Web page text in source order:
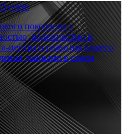
поколения с
надежностью и
центра и развития вашего
данными в своем